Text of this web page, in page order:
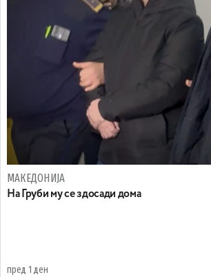
МАКЕДОНИЈА
На Груби му се здосади дома
пред 1 ден